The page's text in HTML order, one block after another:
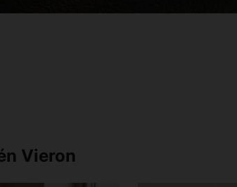
Vieron